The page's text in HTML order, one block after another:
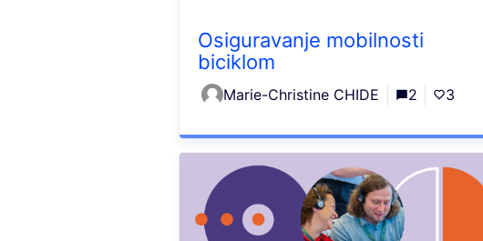
Osiguravanje mobilnosti
biciklom
Marie-Christine CHIDE 2 3